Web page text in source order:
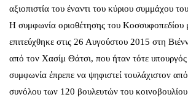
αξιοπιστία του έναντι του κύριου συμμάχου
Η συμφωνία οριοθέτησης του Κοσσυφοπεδίου
επιτεύχθηκε στις 26 Αυγούστου 2015 στη
από τον Χασίμ Θάτσι, που ήταν τότε
συμφωνία έπρεπε να ψηφιστεί τουλάχιστον
συνόλου των 120 βουλευτών του